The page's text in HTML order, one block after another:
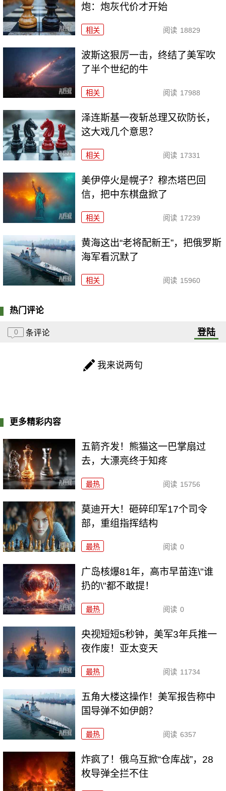
炮：炮灰代价才开始
相关 阅读 18829
波斯这狠厉一击，终结了美军吹
了半个世纪的牛
相关 阅读 17988
泽连斯基一夜斩总理又砍防长，
这大戏几个意思？
相关 阅读 17331
美伊停火是幌子？穆杰塔巴回
信，把中东棋盘掀了
相关 阅读 17239
黄海这出“老将配新王”，把俄罗斯
海军看沉默了
相关 阅读 15960
热门评论
0 条评论 登陆
我来说两句
更多精彩内容
五箭齐发！熊猫这一巴掌扇过
去，大漂亮终于知疼
最热 阅读 15756
莫迪开大！砸碎印军17个司令
部，重组指挥结构
最热 阅读 0
广岛核爆81年，高市早苗连\"谁
扔的\"都不敢提！
最热 阅读 0
央视短短5秒钟，美军3年兵推一
夜作废！亚太变天
最热 阅读 11734
五角大楼这操作！美军报告称中
国导弹不如伊朗？
最热 阅读 6357
炸疯了！俄乌互掀“仓库战”，28
枚导弹全拦不住